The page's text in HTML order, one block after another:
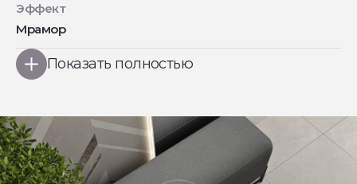
Эффект
Мрамор
Показать полностью